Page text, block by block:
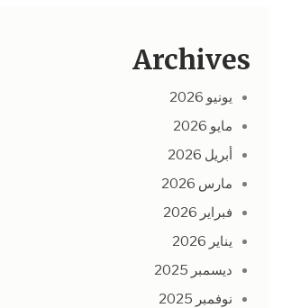
Archives
يونيو 2026
مايو 2026
أبريل 2026
مارس 2026
فبراير 2026
يناير 2026
ديسمبر 2025
نوفمبر 2025